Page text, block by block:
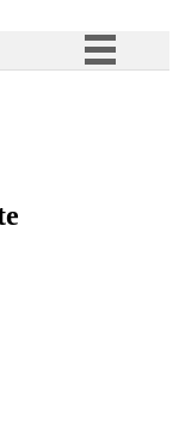
informação